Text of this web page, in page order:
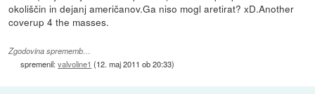
okoliščin in dejanj američanov.Ga niso mogl aretirat? xD.Another
coverup 4 the masses.
Zgodovina sprememb…
spremenil:valvoline1 (12. maj 2011 ob 20:33)